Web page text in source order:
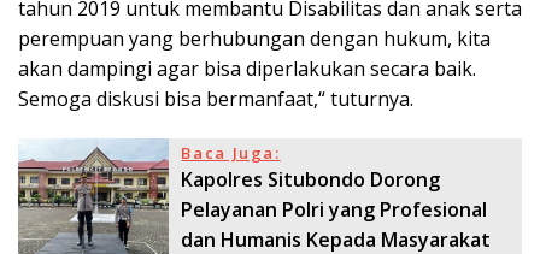
tahun 2019 untuk membantu Disabilitas dan anak serta
perempuan yang berhubungan dengan hukum, kita
akan dampingi agar bisa diperlakukan secara baik.
Semoga diskusi bisa bermanfaat,“ tuturnya.
Baca Juga:
Kapolres Situbondo Dorong
Pelayanan Polri yang Profesional
dan Humanis Kepada Masyarakat